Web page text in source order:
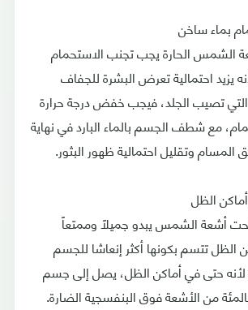
الشمس الحارة يجب تجنب الاستحمام
يزيد احتمالية تعرض البشرة للجفاف
التي تصيب الجلد، فيجب خفض درجة حرارة
مع شطف الجسم بالماء البارد في نهاية
المسام وتقليل احتمالية ظهور البثور.
أشعة الشمس يبدو جميلاً وممتعاً
الظل تتسم بكونها أكثر إنعاشا للجسم
لأنه حتى في أماكن الظل، يصل إلى جسم